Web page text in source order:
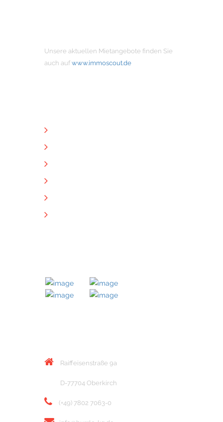
Unsere aktuellen Mietangebote finden Sie
auch auf www.immoscout.de
Raiffeisenstraße 9a
D-77704 Oberkirch
(+49) 7802 7063-0